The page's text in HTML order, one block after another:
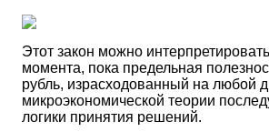
Этот закон можно
момента, пока предельная
рубль, израсходованный на любой
микроэкономической теории
логики принятия решений.